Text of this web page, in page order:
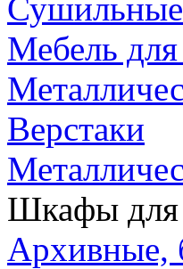
Мебель
Верстаки
Шкафы
Архивные,